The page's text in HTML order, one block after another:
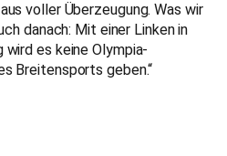
voller Überzeugung. Was wir
danach: Mit einer Linken in
wird es keine Olympia-
Breitensports geben.“